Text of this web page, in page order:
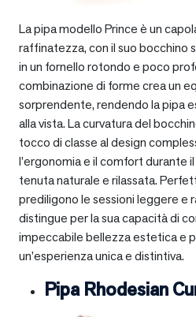
La pipa modello Prince è un
raffinatezza, con il suo bocchino
in un fornello rotondo e poco
combinazione di forme crea un
sorprendente, rendendo la pipa
alla vista. La curvatura del
tocco di classe al design
l’ergonomia e il comfort durante
tenuta naturale e rilassata.
prediligono le sessioni leggere e
distingue per la sua capacità di
impeccabile bellezza estetica e
un’esperienza unica e distintiva.
Pipa Rhodesian